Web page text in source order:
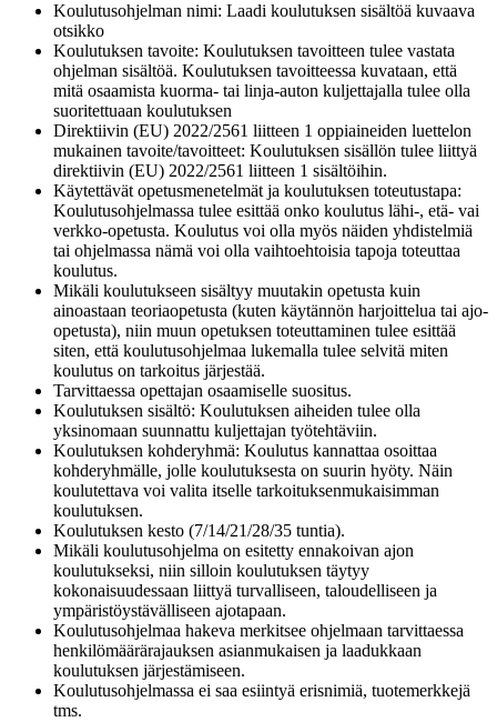
Koulutusohjelman nimi: Laadi koulutuksen sisältöä kuvaava
otsikko
Koulutuksen tavoite: Koulutuksen tavoitteen tulee vastata
ohjelman sisältöä. Koulutuksen tavoitteessa kuvataan, että
mitä osaamista kuorma- tai linja-auton kuljettajalla tulee olla
suoritettuaan koulutuksen
Direktiivin (EU) 2022/2561 liitteen 1 oppiaineiden luettelon
mukainen tavoite/tavoitteet: Koulutuksen sisällön tulee liittyä
direktiivin (EU) 2022/2561 liitteen 1 sisältöihin.
Käytettävät opetusmenetelmät ja koulutuksen toteutustapa:
Koulutusohjelmassa tulee esittää onko koulutus lähi-, etä- vai
verkko-opetusta. Koulutus voi olla myös näiden yhdistelmiä
tai ohjelmassa nämä voi olla vaihtoehtoisia tapoja toteuttaa
koulutus.
Mikäli koulutukseen sisältyy muutakin opetusta kuin
ainoastaan teoriaopetusta (kuten käytännön harjoittelua tai ajo-
opetusta), niin muun opetuksen toteuttaminen tulee esittää
siten, että koulutusohjelmaa lukemalla tulee selvitä miten
koulutus on tarkoitus järjestää.
Tarvittaessa opettajan osaamiselle suositus.
Koulutuksen sisältö: Koulutuksen aiheiden tulee olla
yksinomaan suunnattu kuljettajan työtehtäviin.
Koulutuksen kohderyhmä: Koulutus kannattaa osoittaa
kohderyhmälle, jolle koulutuksesta on suurin hyöty. Näin
koulutettava voi valita itselle tarkoituksenmukaisimman
koulutuksen.
Koulutuksen kesto (7/14/21/28/35 tuntia).
Mikäli koulutusohjelma on esitetty ennakoivan ajon
koulutukseksi, niin silloin koulutuksen täytyy
kokonaisuudessaan liittyä turvalliseen, taloudelliseen ja
ympäristöystävälliseen ajotapaan.
Koulutusohjelmaa hakeva merkitsee ohjelmaan tarvittaessa
henkilömäärärajauksen asianmukaisen ja laadukkaan
koulutuksen järjestämiseen.
Koulutusohjelmassa ei saa esiintyä erisnimiä, tuotemerkkejä
tms.